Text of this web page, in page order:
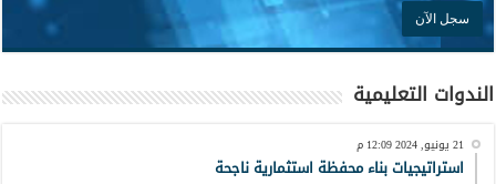
الندوات التعليمية
21 يونيو, 2024 12:09 م
استراتيجيات بناء محفظة استثمارية ناجحة